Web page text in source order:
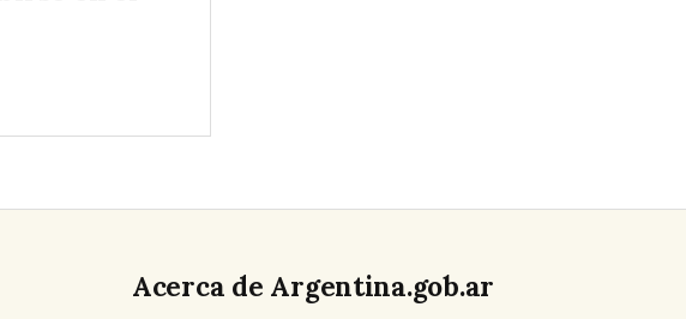
Acerca de Argentina.gob.ar